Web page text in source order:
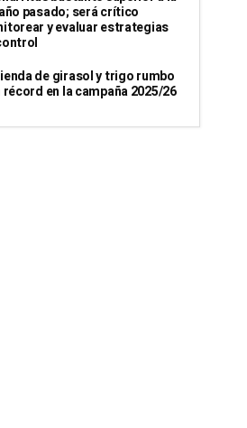
pasado; será crítico
y evaluar estrategias
de girasol y trigo rumbo
récord en la campaña 2025/26